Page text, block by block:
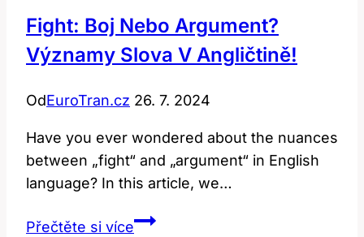
Fight: Boj Nebo Argument?
Významy Slova V Angličtině!
OdEuroTran.cz 26. 7. 2024
Have you ever wondered about the nuances
between „fight“ and „argument“ in English
language? In this article, we…
Přečtěte si víceFight: